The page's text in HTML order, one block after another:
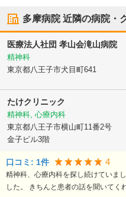
多摩病院近隣の病院・
医療法人社団 孝山会滝山病院
精神科
東京都八王子市犬目町641
たけクリニック
精神科, 心療内科
東京都八王子市横山町11番2号
金子ビル3階
口コミ: 1件 4
精神科、心療内科を探し続けていま
した。 きちんと患者の話を聞いてく